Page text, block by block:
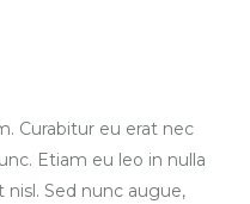
Curabitur eu erat nec
Etiam eu leo in nulla
Sed nunc augue,